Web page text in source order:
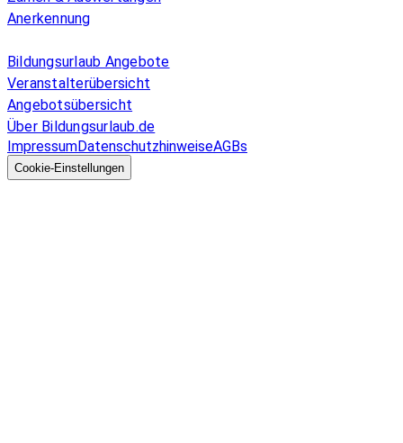
Anerkennung
Bildungsurlaub Angebote
Veranstalterübersicht
Angebotsübersicht
Über Bildungsurlaub.de
ImpressumDatenschutzhinweiseAGBs
Cookie-Einstellungen